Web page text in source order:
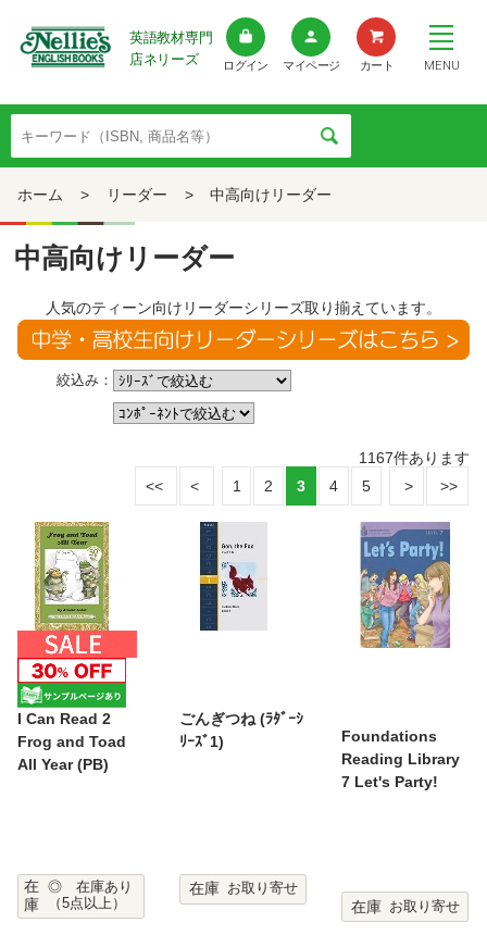
英語教材専門
店ネリーズ
ログイン マイページ カート MENU
ホーム > リーダー > 中高向けリーダー
中高向けリーダー
人気のティーン向けリーダーシリーズ取り揃えています。
絞込み：
1167件あります
1
2 3 4 5
I Can Read 2
Frog and Toad
All Year (PB)
在
庫
◎ 在庫あり
（5点以上）
ごんぎつね (ﾗﾀﾞｰｼ
ﾘｰｽﾞ1)
在庫 お取り寄せ
Foundations
Reading Library
7 Let's Party!
在庫 お取り寄せ